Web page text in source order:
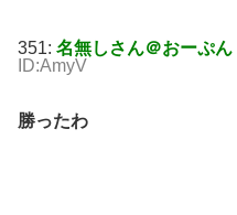
351: 名無しさん＠おーぷん
ID:AmyV
勝ったわ